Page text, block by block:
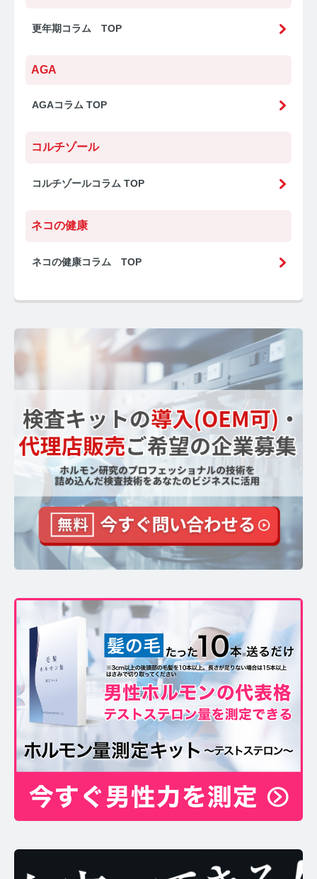
更年期コラム TOP
AGA
AGAコラム TOP
コルチゾール
コルチゾールコラム TOP
ネコの健康
ネコの健康コラム TOP